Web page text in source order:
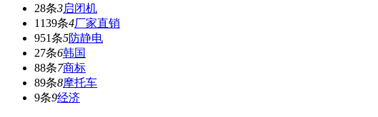
28条3启闭机
1139条4厂家直销
951条5防静电
27条6韩国
88条7商标
89条8摩托车
9条9经济